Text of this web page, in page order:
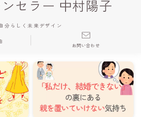
セラー 中村陽子
自分らしく未来デザイン
お問い合わせ